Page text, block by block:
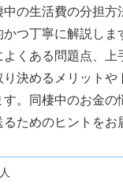
の生活費の分担方
つ丁寧に解説しま
くある問題点、上
り決めるメリットや
。同棲中のお金の
ためのヒントをお